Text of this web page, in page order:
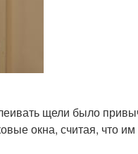
щели было
окна, считая, что